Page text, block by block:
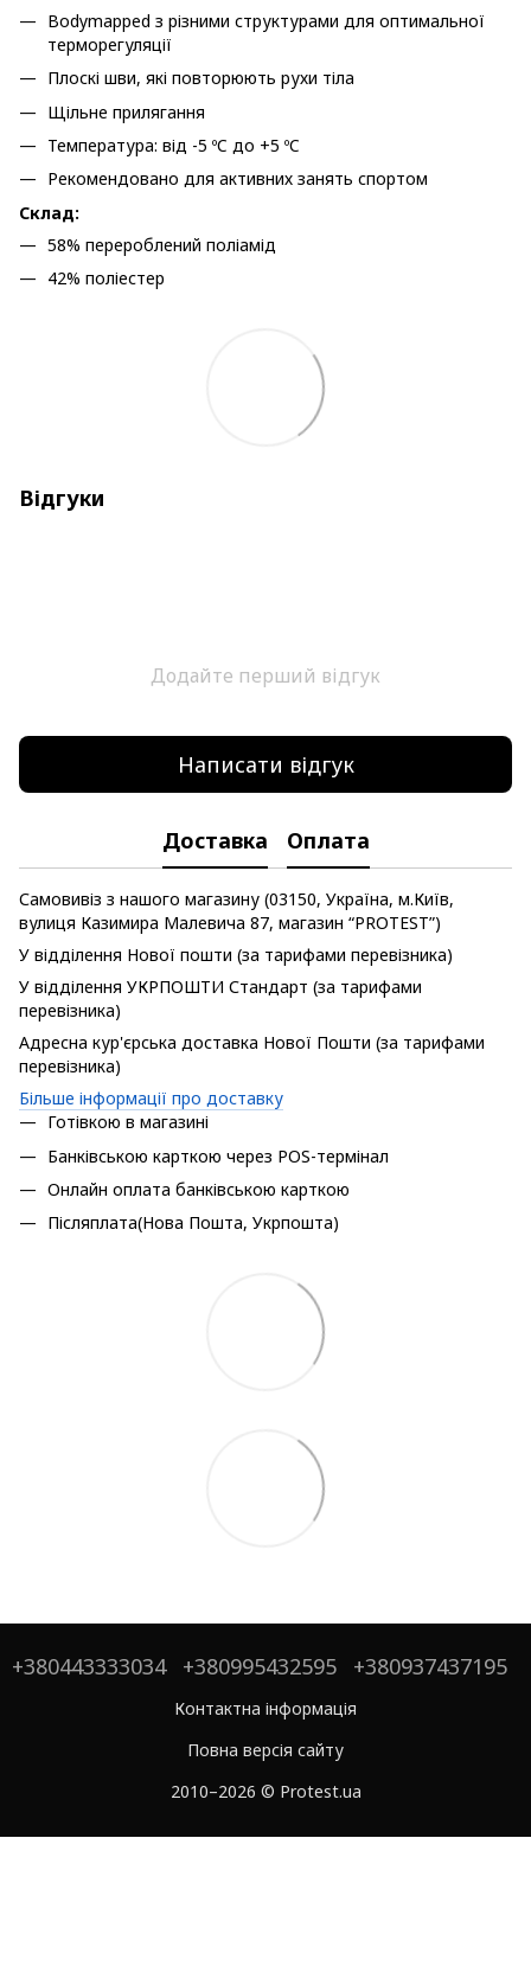
Bodymapped з різними структурами для оптимальної
терморегуляції
Плоскі шви, які повторюють рухи тіла
Щільне прилягання
Температура: від -5 ºC до +5 ºC
Рекомендовано для активних занять спортом
Склад:
58% перероблений поліамід
42% поліестер
Відгуки
Додайте перший відгук
Написати відгук
Доставка Оплата
Самовивіз з нашого магазину (03150, Україна, м.Київ,
вулиця Казимира Малевича 87, магазин “PROTEST”)
У відділення Нової пошти (за тарифами перевізника)
У відділення УКРПОШТИ Стандарт (за тарифами
перевізника)
Адресна кур'єрська доставка Нової Пошти (за тарифами
перевізника)
Більше інформації про доставку
Готівкою в магазині
Банківською карткою через POS-термінал
Онлайн оплата банківською карткою
Післяплата(Нова Пошта, Укрпошта)
+380443333034 +380995432595 +380937437195
Контактна інформація
Повна версія сайту
2010–2026 © Protest.ua